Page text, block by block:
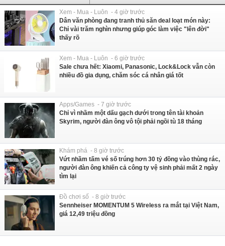
Xem - Mua - Luôn - 4 giờ trước
Dân văn phòng đang tranh thủ săn deal loạt món này:
Chỉ vài trăm nghìn nhưng giúp góc làm việc "lên đời"
thấy rõ
Xem - Mua - Luôn - 6 giờ trước
Sale chưa hết: Xiaomi, Panasonic, Lock&Lock vẫn còn
nhiều đồ gia dụng, chăm sóc cá nhân giá tốt
Apps/Games - 7 giờ trước
Chỉ vì nhầm một dấu gạch dưới trong tên tài khoản
Skyrim, người đàn ông vô tội phải ngồi tù 18 tháng
Khám phá - 8 giờ trước
Vứt nhầm tấm vé số trúng hơn 30 tỷ đồng vào thùng rác,
người đàn ông khiến cả công ty vệ sinh phải mất 2 ngày
tìm lại
Đồ chơi số - 8 giờ trước
Sennheiser MOMENTUM 5 Wireless ra mắt tại Việt Nam,
giá 12,49 triệu đồng